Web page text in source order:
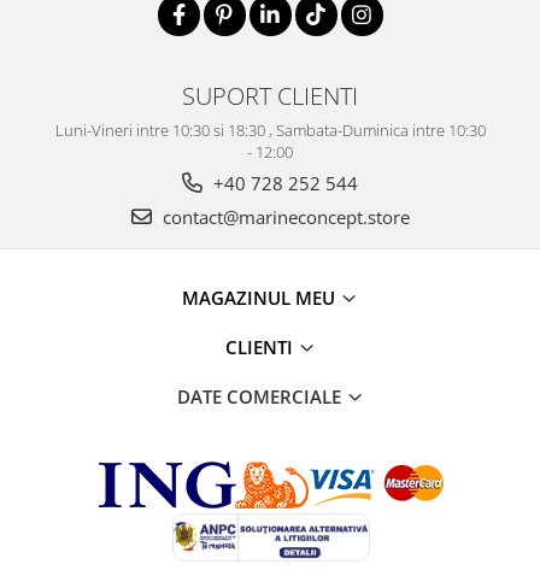
SUPORT CLIENTI
Luni-Vineri intre 10:30 si 18:30 , Sambata-Duminica intre 10:30
- 12:00
+40 728 252 544
contact@marineconcept.store
MAGAZINUL MEU
CLIENTI
DATE COMERCIALE